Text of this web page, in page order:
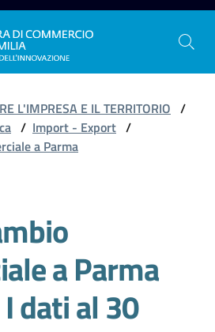
L'IMPRESA E IL TERRITORIO /
/ Import - Export /
a Parma
a Parma
dati al 30